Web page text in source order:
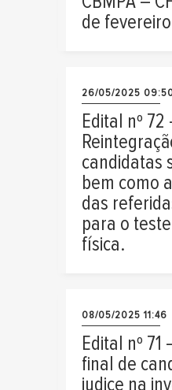
de
26/05/2025
Edital nº 72
candidatas
bem como
das
para o
física.
08/05/2025 11:46
Edital nº 71
final de
judice na